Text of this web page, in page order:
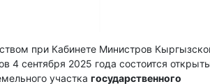
при Кабинете Министров
4 сентября 2025 года состоится
участка государственного